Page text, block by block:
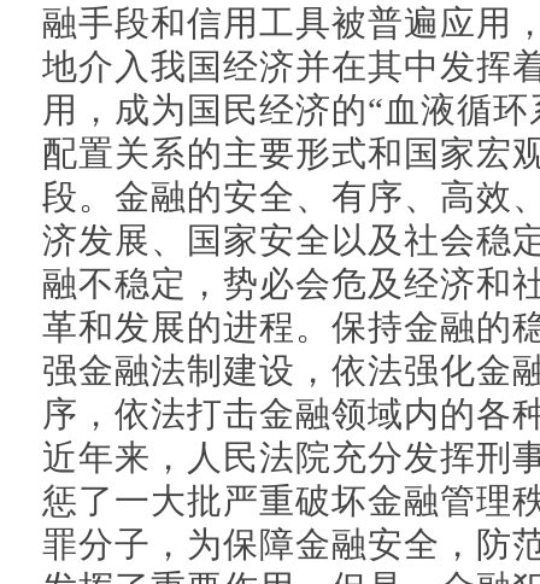
融手段和信用工具被普遍应用
地介入我国经济并在其中发挥
用，成为国民经济的“血液循
配置关系的主要形式和国家宏
段。金融的安全、有序、高效
济发展、国家安全以及社会稳
融不稳定，势必会危及经济和
革和发展的进程。保持金融的
强金融法制建设，依法强化金
序，依法打击金融领域内的各
近年来，人民法院充分发挥刑
惩了一大批严重破坏金融管理
罪分子，为保障金融安全，防